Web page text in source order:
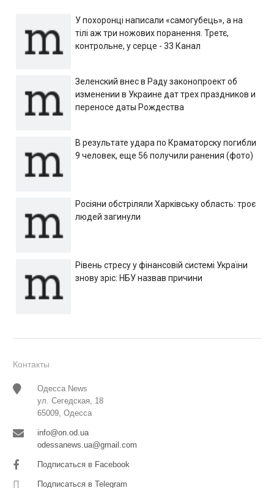
У похоронці написали «самогубець», а на
тілі аж три ножових поранення. Третє,
контрольне, у серце - 33 Канал
Зеленский внес в Раду законопроект об
изменении в Украине дат трех праздников и
переносе даты Рождества
В результате удара по Краматорску погибли
9 человек, еще 56 получили ранения (фото)
Росіяни обстріляли Харківську область: троє
людей загинули
Рівень стресу у фінансовій системі України
знову зріс: НБУ назвав причини
Контакты
Одесса News
ул. Сегедская, 18
65009, Одесса
info@on.od.ua
odessanews.ua@gmail.com
Подписаться в Facebook
Подписаться в Telegram